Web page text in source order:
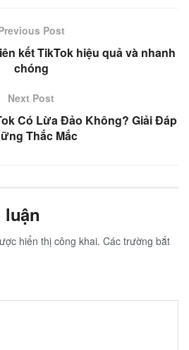
Post
kết TikTok hiệu quả và nhanh
chóng
Next Post
Có Lừa Đảo Không? Giải Đáp
Thắc Mắc
luận
hiển thị công khai. Các trường bắt